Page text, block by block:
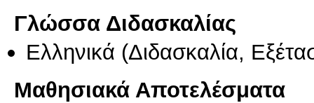
Γλώσσα Διδασκαλίας
Ελληνικά (Διδασκαλία,
Μαθησιακά Αποτελέσματα